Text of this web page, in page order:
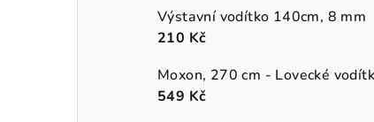
Výstavní vodítko 140cm, 8 mm
210 Kč
549 Kč